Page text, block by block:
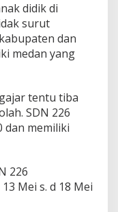
didik di
surut
dan
medan yang
tentu tiba
SDN 226
dan memiliki
226
Mei s. d 18 Mei